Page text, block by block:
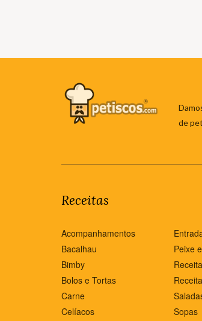
de
Receitas
Acompanhamentos
Bacalhau
Bimby
Bolos e Tortas
Carne
Celíacos
Peixe
Sopas